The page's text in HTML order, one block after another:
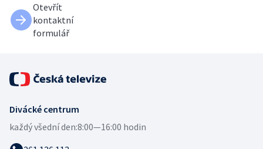
Otevřít
kontaktní
formulář
Divácké centrum
každý všední den:8:00—16:00 hodin